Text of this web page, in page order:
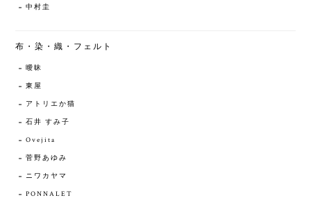
中村圭
布・染・織・フェルト
曖昧
東屋
アトリエか猫
石井 すみ子
Ovejita
菅野あゆみ
ニワカヤマ
PONNALET